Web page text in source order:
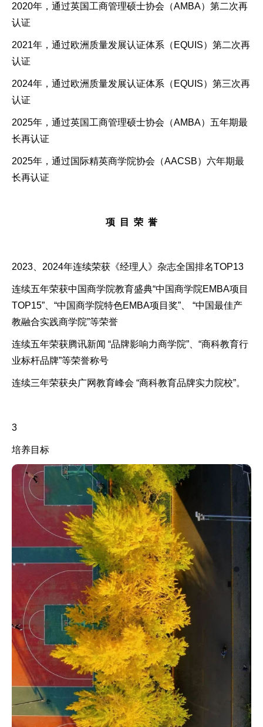
2020年，通过英国工商管理硕士协会（AMBA）第二次再
认证
2021年，通过欧洲质量发展认证体系（EQUIS）第二次再
认证
2024年，通过欧洲质量发展认证体系（EQUIS）第三次再
认证
2025年，通过英国工商管理硕士协会（AMBA）五年期最
长再认证
2025年，通过国际精英商学院协会（AACSB）六年期最
长再认证
项 目 荣 誉
2023、2024年连续荣获《经理人》杂志全国排名TOP13
连续五年荣获中国商学院教育盛典“中国商学院EMBA项目
TOP15”、“中国商学院特色EMBA项目奖”、 “中国最佳产
教融合实践商学院”等荣誉
连续五年荣获腾讯新闻 “品牌影响力商学院”、“商科教育行
业标杆品牌”等荣誉称号
连续三年荣获央广网教育峰会 “商科教育品牌实力院校”。
3
培养目标